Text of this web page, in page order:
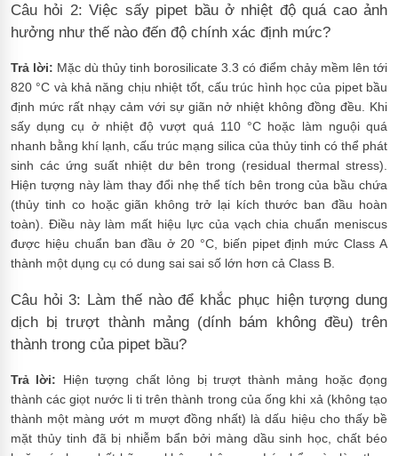
Câu hỏi 2: Việc sấy pipet bầu ở nhiệt độ quá cao ảnh
hưởng như thế nào đến độ chính xác định mức?
Trả lời: Mặc dù thủy tinh borosilicate 3.3 có điểm chảy mềm lên tới
820 °C và khả năng chịu nhiệt tốt, cấu trúc hình học của pipet bầu
định mức rất nhạy cảm với sự giãn nở nhiệt không đồng đều. Khi
sấy dụng cụ ở nhiệt độ vượt quá 110 °C hoặc làm nguội quá
nhanh bằng khí lạnh, cấu trúc mạng silica của thủy tinh có thể phát
sinh các ứng suất nhiệt dư bên trong (residual thermal stress).
Hiện tượng này làm thay đổi nhẹ thể tích bên trong của bầu chứa
(thủy tinh co hoặc giãn không trở lại kích thước ban đầu hoàn
toàn). Điều này làm mất hiệu lực của vạch chia chuẩn meniscus
được hiệu chuẩn ban đầu ở 20 °C, biến pipet định mức Class A
thành một dụng cụ có dung sai sai số lớn hơn cả Class B.
Câu hỏi 3: Làm thế nào để khắc phục hiện tượng dung
dịch bị trượt thành mảng (dính bám không đều) trên
thành trong của pipet bầu?
Trả lời: Hiện tượng chất lỏng bị trượt thành mảng hoặc đọng
thành các giọt nước li ti trên thành trong của ống khi xả (không tạo
thành một màng ướt m mượt đồng nhất) là dấu hiệu cho thấy bề
mặt thủy tinh đã bị nhiễm bẩn bởi màng dầu sinh học, chất béo